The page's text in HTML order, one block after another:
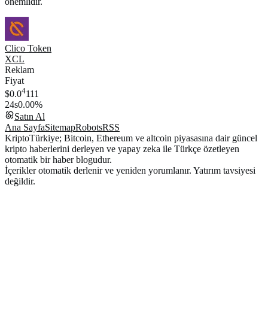
Clico Token
XCL
Reklam
Fiyat
$0.04111
24s0.00%
Satın Al
Ana SayfaSitemapRobotsRSS
KriptoTürkiye; Bitcoin, Ethereum ve altcoin piyasasına dair güncel
kripto haberlerini derleyen ve yapay zeka ile Türkçe özetleyen
otomatik bir haber blogudur.
İçerikler otomatik derlenir ve yeniden yorumlanır. Yatırım tavsiyesi
değildir.